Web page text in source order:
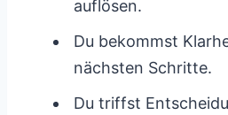
auflösen.
Du bekommst
nächsten Schritte.
Du triffst